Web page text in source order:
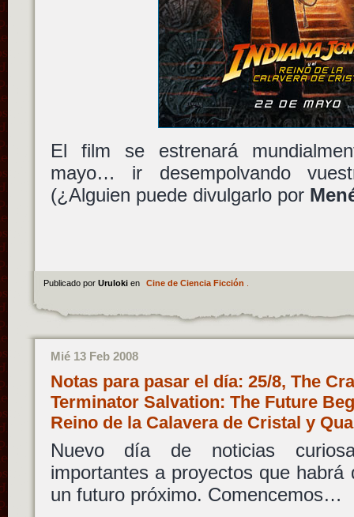
El film se estrenará
mayo… ir desempolvando
(¿Alguien puede divulgarlo por
Publicado por Uruloki en Cine de Ciencia Ficción
Mié 13 Feb 2008
Notas para pasar el día: 25/8, The
Terminator Salvation: The Future
Reino de la Calavera de Cristal y
Nuevo día de noticias
importantes a proyectos que
un futuro próximo. Comencemos…